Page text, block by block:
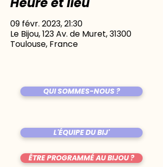
09 févr. 2023, 21:30
Le Bijou, 123 Av. de Muret, 31300
Toulouse, France
QUI SOMMES-NOUS ?
L'ÉQUIPE DU BIJ'
ÊTRE PROGRAMMÉ AU BIJOU ?